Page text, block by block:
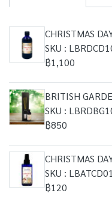
CHRISTMAS
SKU :
฿1,100
BRITISH
SKU :
฿850
CHRISTMAS
SKU :
฿120